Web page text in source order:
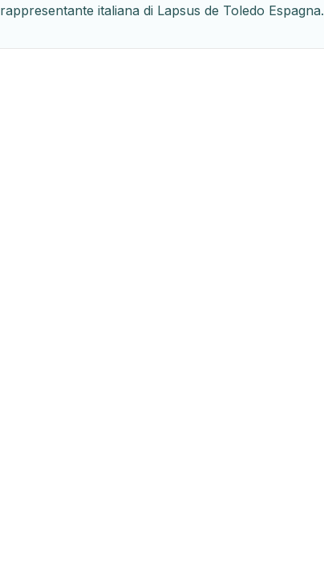
rappresentante italiana di Lapsus de Toledo Espagna.